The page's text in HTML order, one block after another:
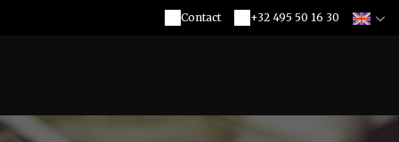
+32 495 50 16 30
Contact